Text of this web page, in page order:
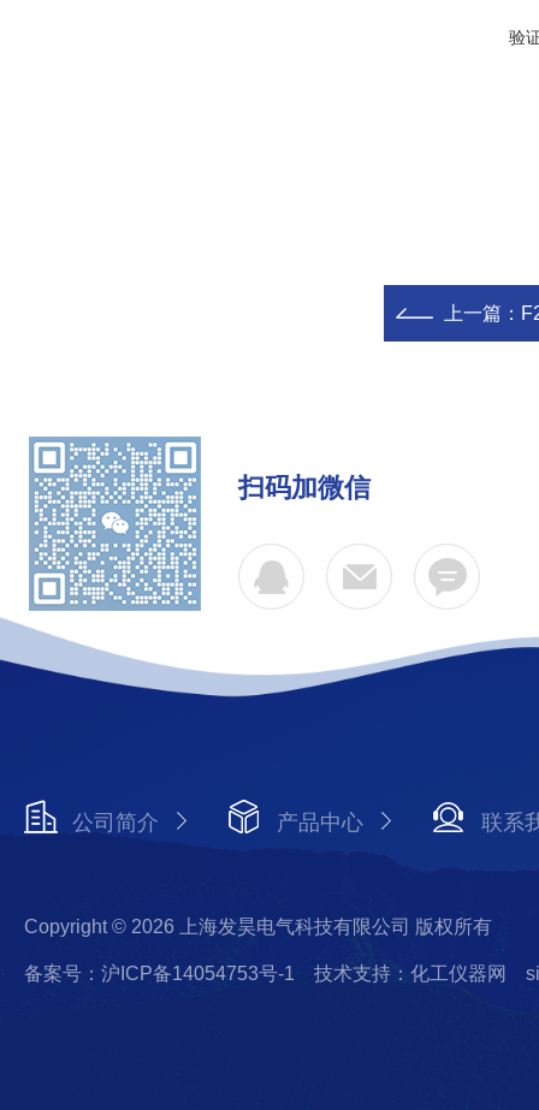
验
上一篇：
扫码加微信
公司简介 产品中心 联系
Copyright © 2026 上海发昊电气科技有限公司 版权所有
备案号：沪ICP备14054753号-1 技术支持：化工仪器网